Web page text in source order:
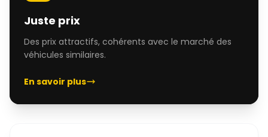
Juste prix
Des prix attractifs, cohérents avec le marché des
véhicules similaires.
En savoir plus